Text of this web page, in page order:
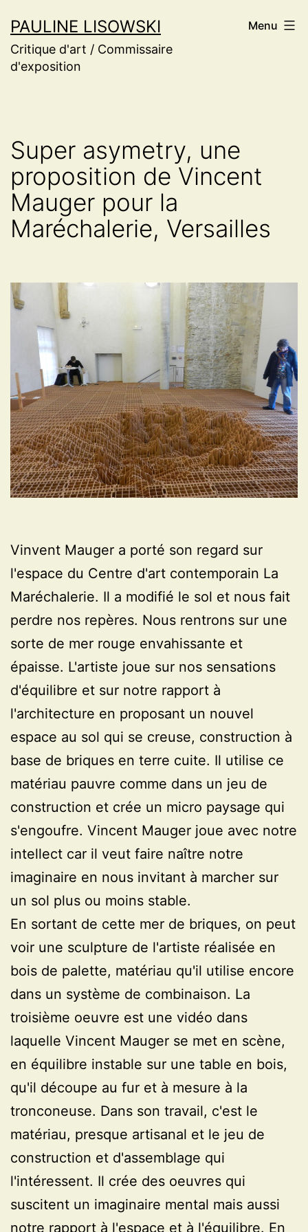
au
contenu
PAULINE LISOWSKI
Critique d'art / Commissaire
d'exposition
Menu
Super asymetry, une
proposition de Vincent
Mauger pour la
Maréchalerie, Versailles
Vinvent Mauger a porté son regard sur
l'espace du Centre d'art contemporain La
Maréchalerie. Il a modifié le sol et nous fait
perdre nos repères. Nous rentrons sur une
sorte de mer rouge envahissante et
épaisse. L'artiste joue sur nos sensations
d'équilibre et sur notre rapport à
l'architecture en proposant un nouvel
espace au sol qui se creuse, construction à
base de briques en terre cuite. Il utilise ce
matériau pauvre comme dans un jeu de
construction et crée un micro paysage qui
s'engoufre. Vincent Mauger joue avec notre
intellect car il veut faire naître notre
imaginaire en nous invitant à marcher sur
un sol plus ou moins stable.
En sortant de cette mer de briques, on peut
voir une sculpture de l'artiste réalisée en
bois de palette, matériau qu'il utilise encore
dans un système de combinaison. La
troisième oeuvre est une vidéo dans
laquelle Vincent Mauger se met en scène,
en équilibre instable sur une table en bois,
qu'il découpe au fur et à mesure à la
tronconeuse. Dans son travail, c'est le
matériau, presque artisanal et le jeu de
construction et d'assemblage qui
l'intéressent. Il crée des oeuvres qui
suscitent un imaginaire mental mais aussi
notre rapport à l'espace et à l'équilibre. En